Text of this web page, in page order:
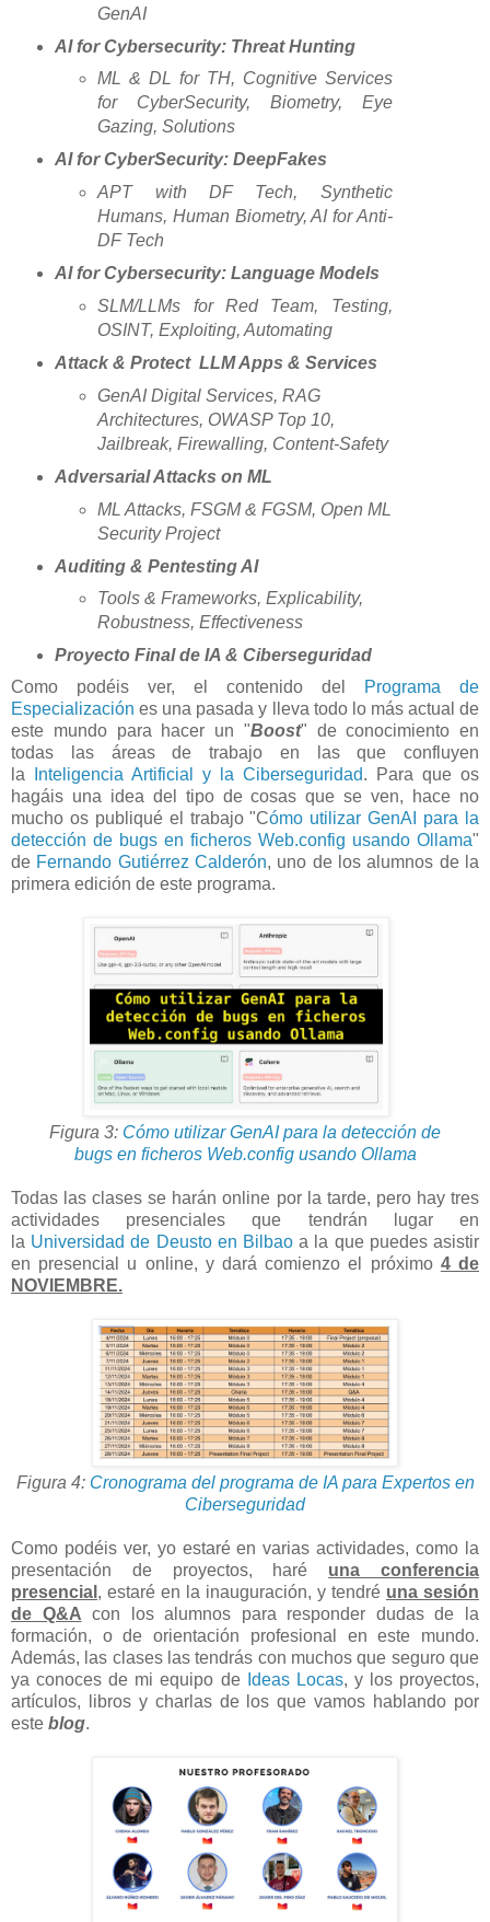
GenAI
AI for Cybersecurity: Threat Hunting
ML & DL for TH, Cognitive Services
for CyberSecurity, Biometry, Eye
Gazing, Solutions
AI for CyberSecurity: DeepFakes
APT with DF Tech, Synthetic
Humans, Human Biometry, AI for Anti-
DF Tech
AI for Cybersecurity: Language Models
SLM/LLMs for Red Team, Testing,
OSINT, Exploiting, Automating
Attack & Protect LLM Apps & Services
GenAI Digital Services, RAG
Architectures, OWASP Top 10,
Jailbreak, Firewalling, Content-Safety
Adversarial Attacks on ML
ML Attacks, FSGM & FGSM, Open ML
Security Project
Auditing & Pentesting AI
Tools & Frameworks, Explicability,
Robustness, Effectiveness
Proyecto Final de IA & Ciberseguridad
Como podéis ver, el contenido del
Programa de
Especialización es una pasada y lleva todo lo más actual de
este mundo para hacer un "Boost" de conocimiento en
todas las áreas de trabajo en las que confluyen
la
Inteligencia Artificial y la Ciberseguridad. Para que os
hagáis una idea del tipo de cosas que se ven, hace no
mucho os publiqué el trabajo "Cómo utilizar GenAI para la
detección de bugs en ficheros Web.config usando Ollama"
de Fernando Gutiérrez Calderón, uno de los alumnos de la
primera edición de este programa.
Figura 3: Cómo utilizar GenAI para la detección de
bugs en ficheros Web.config usando Ollama
Todas las clases se harán online por la tarde, pero hay tres
actividades presenciales que tendrán lugar en
la Universidad de Deusto en Bilbao a la que puedes asistir
en presencial u online, y dará comienzo el próximo 4 de
NOVIEMBRE.
Figura 4: Cronograma del programa de IA para Expertos en
Ciberseguridad
Como podéis ver, yo estaré en varias actividades, como la
presentación de proyectos, haré una conferencia
presencial , estaré en la inauguración, y tendré una sesión
de Q&A con los alumnos para responder dudas de la
formación, o de orientación profesional en este mundo.
Además, las clases las tendrás con muchos que seguro que
ya conoces de mi equipo de Ideas Locas, y los proyectos,
artículos, libros y charlas de los que vamos hablando por
este blog.